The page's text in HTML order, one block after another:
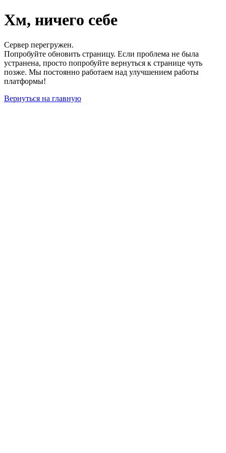
Хм, ничего себе
Сервер перегружен.
Попробуйте обновить страницу. Если проблема не была
устранена, просто попробуйте вернуться к странице чуть
позже. Мы постоянно работаем над улучшением работы
платформы!
Вернуться на главную